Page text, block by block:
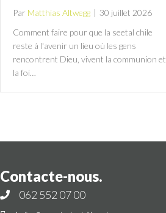
Par Matthias Altwegg | 30 juillet 2026
Comment faire pour que la seetal chile
reste à l'avenir un lieu où les gens
rencontrent Dieu, vivent la communion et
la foi…
Contacte-nous.
062 552 07 00